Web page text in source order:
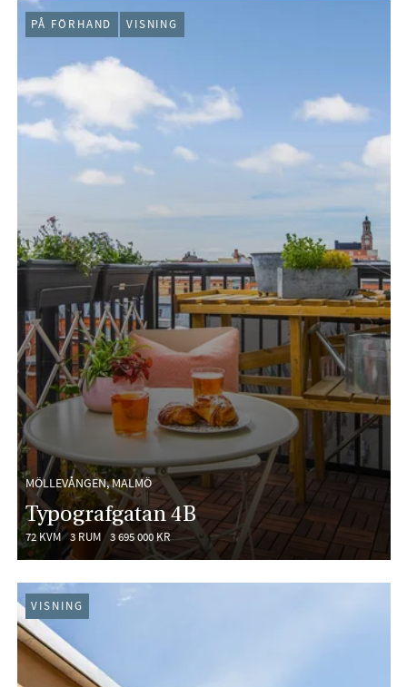
MÖLLEVÅNGEN, MALMÖ
Typografgatan 4B
72 KVM 3 RUM 3 695 000 KR
PÅ FÖRHAND VISNING
VISNING